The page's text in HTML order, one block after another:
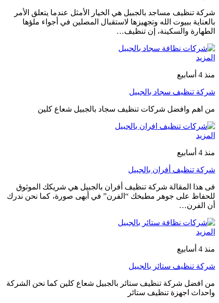
شركة تنظيف مساجد بالجبيل هي الخيار الأمثل عندما يتعلق الأمر
بالعناية ببيوت الله وتجهيزها لاستقبال المصلين في أجواء ملؤها
الطهارة والسكينة، إن تنظيف…
المزيد
منذ 4 أسابيع
شركة تنظيف سجاد بالجبيل
من اهم وافضل شركات تنظيف سجاد بالجبيل شعاع كلين
المزيد
منذ 4 أسابيع
شركة تنظيف أفران بالجبيل
فى هذا المقالة شركة تنظيف أفران بالجبيل هي شريكك الموثوق
للحفاظ على جوهر مطبخك “الفرن” في أبهى صورة، كما نحن ندرك
أن الفرن…
المزيد
منذ 4 أسابيع
شركة تنظيف ستائر بالجبيل
من افضل شركة تنظيف ستائر بالجبيل شعاع كلين كما نحن الشركة
واحداث اجهزة تنظيف ستائر